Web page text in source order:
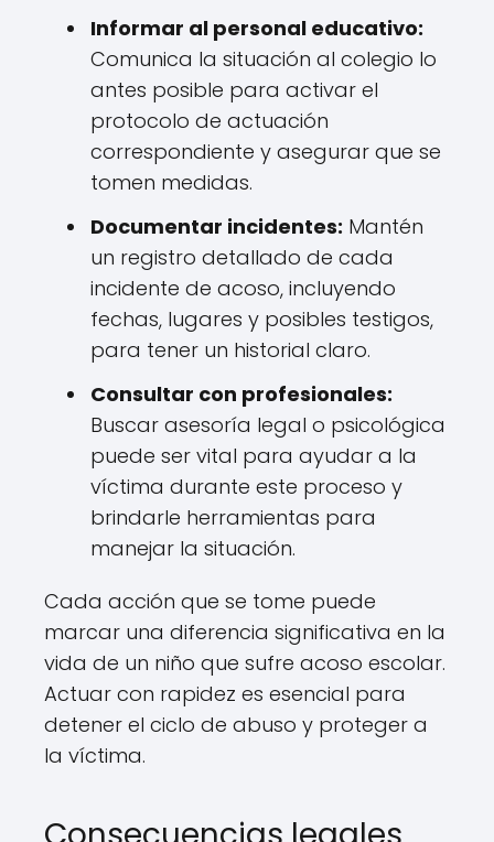
Informar al personal educativo:
Comunica la situación al colegio lo
antes posible para activar el
protocolo de actuación
correspondiente y asegurar que se
tomen medidas.
Documentar incidentes: Mantén
un registro detallado de cada
incidente de acoso, incluyendo
fechas, lugares y posibles testigos,
para tener un historial claro.
Consultar con profesionales:
Buscar asesoría legal o psicológica
puede ser vital para ayudar a la
víctima durante este proceso y
brindarle herramientas para
manejar la situación.
Cada acción que se tome puede
marcar una diferencia significativa en la
vida de un niño que sufre acoso escolar.
Actuar con rapidez es esencial para
detener el ciclo de abuso y proteger a
la víctima.